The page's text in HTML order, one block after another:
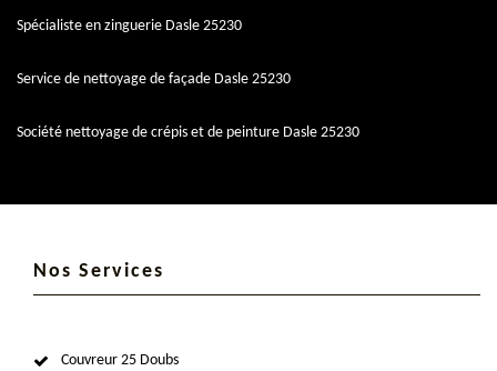
Spécialiste en zinguerie Dasle 25230
Service de nettoyage de façade Dasle 25230
Société nettoyage de crépis et de peinture Dasle 25230
Nos Services
Couvreur 25 Doubs